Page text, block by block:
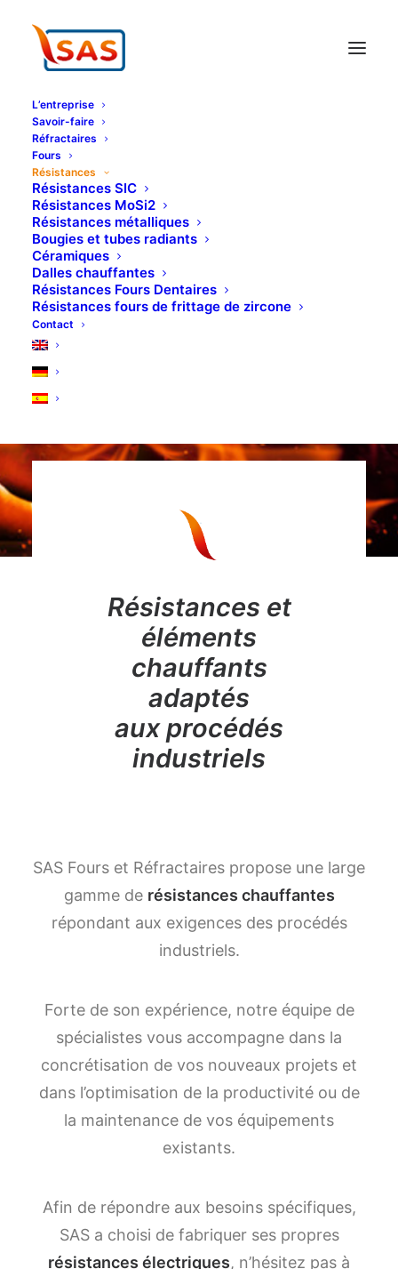
L’entreprise
Savoir-faire
Réfractaires
Fours
Résistances
Résistances SIC
Résistances MoSi2
Résistances métalliques
Bougies et tubes radiants
Céramiques
Dalles chauffantes
Résistances Fours Dentaires
Résistances fours de frittage de zircone
Contact
Résistances et
éléments
chauffants
adaptés
aux procédés
industriels
SAS Fours et Réfractaires propose une large
gamme de résistances chauffantes
répondant aux exigences des procédés
industriels.
Forte de son expérience, notre équipe de
spécialistes vous accompagne dans la
concrétisation de vos nouveaux projets et
dans l’optimisation de la productivité ou de
la maintenance de vos équipements
existants.
Afin de répondre aux besoins spécifiques,
SAS a choisi de fabriquer ses propres
résistances électriques, n’hésitez pas à